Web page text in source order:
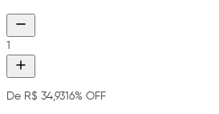
1
De R$ 34,9316% OFF